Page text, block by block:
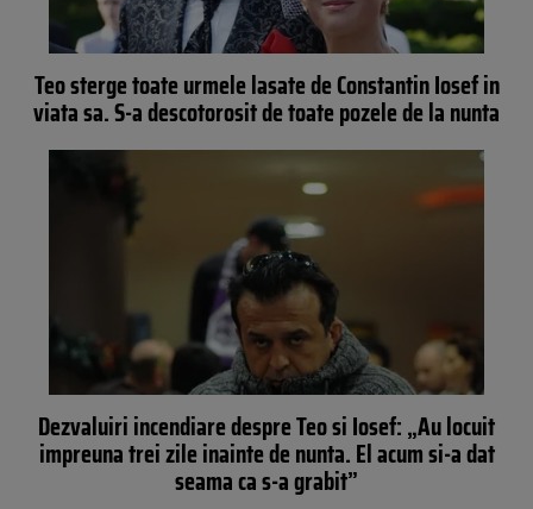
Teo sterge toate urmele lasate de Constantin Iosef in
viata sa. S-a descotorosit de toate pozele de la nunta
Dezvaluiri incendiare despre Teo si Iosef: „Au locuit
impreuna trei zile inainte de nunta. El acum si-a dat
seama ca s-a grabit”